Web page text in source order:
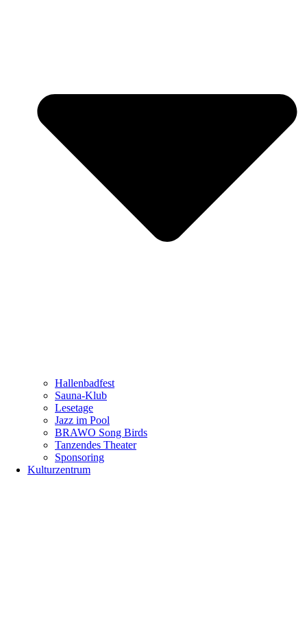
Hallenbadfest
Sauna-Klub
Lesetage
Jazz im Pool
BRAWO Song Birds
Tanzendes Theater
Sponsoring
Kulturzentrum